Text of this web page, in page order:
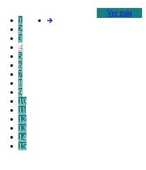
Ver más
1
2
3
4
5
6
7
8
9
10
11
12
13
14
15